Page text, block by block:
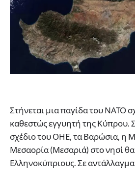
Στήνεται μια παγίδα του ΝΑΤΟ
καθεστώς εγγυητή της Κύπρου.
σχέδιο του ΟΗΕ, τα Βαρώσια, η
Μεσαορία (Μεσαριά) στο νησί
Ελληνοκύπριους. Σε